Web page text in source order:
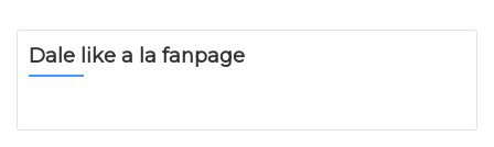
Dale like a la fanpage